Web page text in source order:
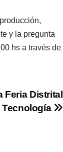
y la pregunta
hs a través de
Feria Distrital
Tecnología